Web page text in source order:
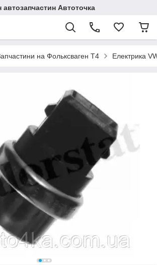
автозапчастин Автоточка
на Фольксваген Т4 Електрика